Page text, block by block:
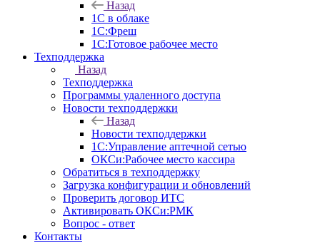
Назад
1С в облаке
1C:Фреш
1C:Готовое рабочее место
Техподдержка
Назад
Техподдержка
Программы удаленного доступа
Новости техподдержки
Назад
Новости техподдержки
1С:Управление аптечной сетью
ОКСи:Рабочее место кассира
Обратиться в техподдержку
Загрузка конфигурации и обновлений
Проверить договор ИТС
Активировать ОКСи:РМК
Вопрос - ответ
Контакты